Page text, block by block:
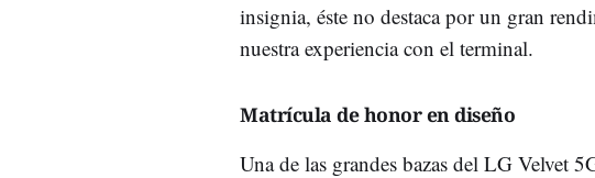
insignia, éste no destaca por un gran
nuestra experiencia con el terminal.
Matrícula de honor en diseño
Una de las grandes bazas del LG Velvet